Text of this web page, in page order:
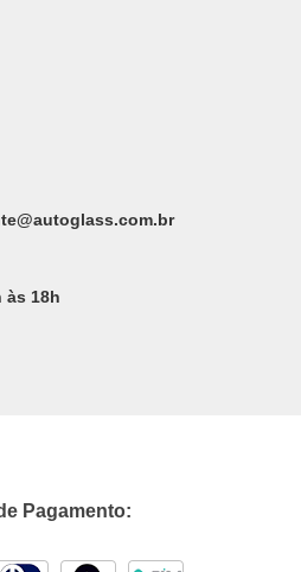
às 18h
Pagamento: